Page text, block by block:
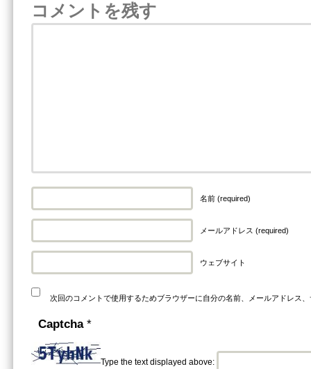
コメントを残す
名前 (required)
メールアドレス (required)
ウェブサイト
次回のコメントで使用するためブラウザーに自分の名前、メールアドレス
Captcha *
Type the text displayed above: